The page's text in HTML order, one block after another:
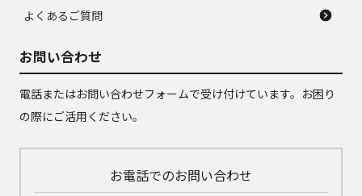
よくあるご質問
お問い合わせ
電話またはお問い合わせフォームで受け付けています。お困り
の際にご活用ください。
お電話でのお問い合わせ